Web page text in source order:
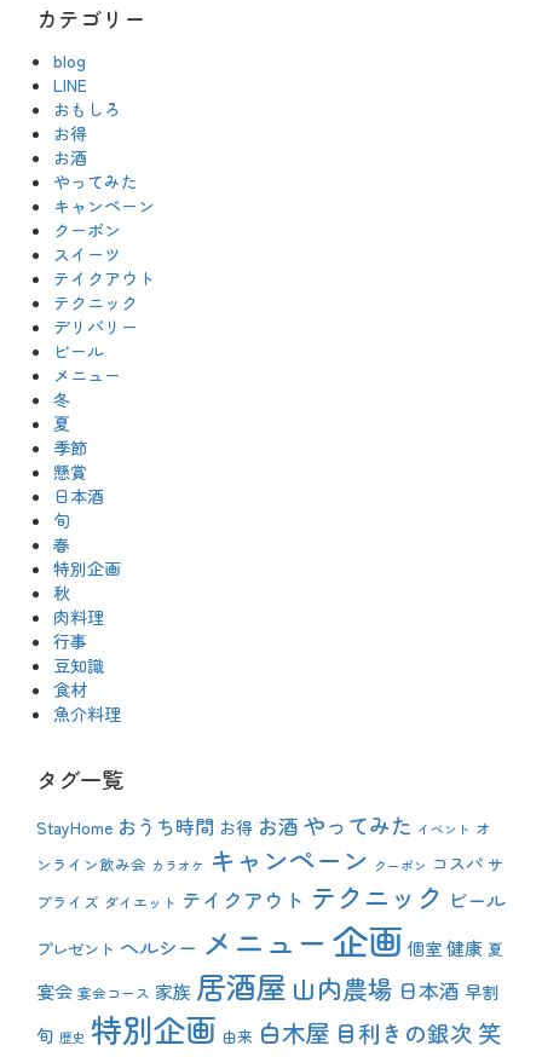
カテゴリー
blog
LINE
おもしろ
お得
お酒
やってみた
キャンペーン
クーポン
スイーツ
テイクアウト
テクニック
デリバリー
ビール
メニュー
冬
夏
季節
懸賞
日本酒
旬
春
特別企画
秋
肉料理
行事
豆知識
食材
魚介料理
タグ一覧
StayHome おうち時間 お得 お酒 やってみた イベント オ
ンライン飲み会 カラオケ キャンペーン クーポン コスパ サ
プライズ ダイエット テイクアウト テクニック ビール
プレゼント ヘルシー メニュー 企画 個室 健康 夏
宴会 宴会コース 家族 居酒屋 山内農場 日本酒 早割
旬 歴史 特別企画 由来 白木屋 目利きの銀次 笑